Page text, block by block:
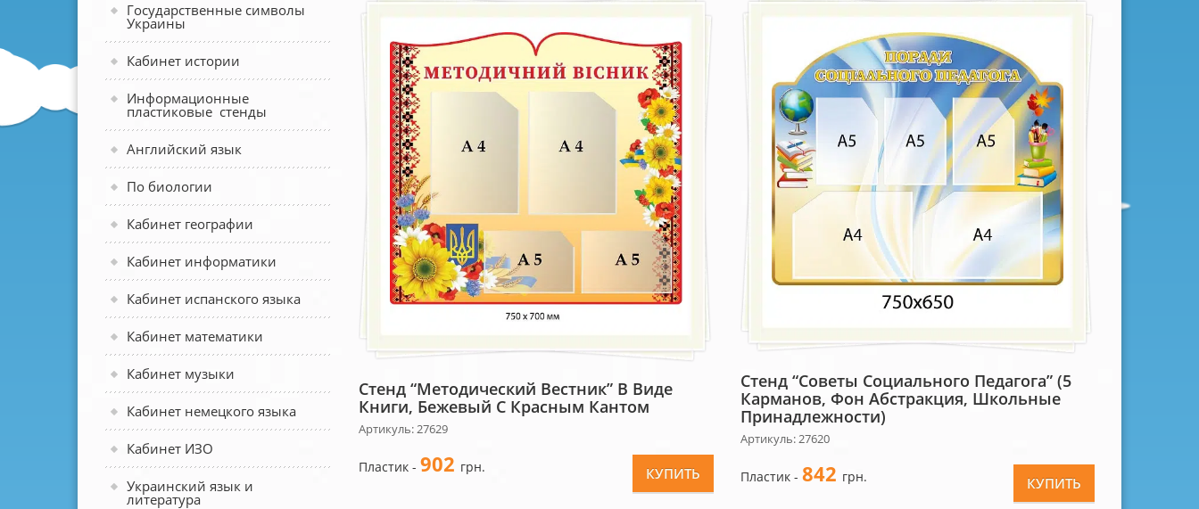
Государственные символы
Украины
Кабинет истории
Информационные
пластиковые стенды
Английский язык
По биологии
Кабинет географии
Кабинет информатики
Кабинет испанского языка
Кабинет математики
Кабинет музыки
Кабинет немецкого языка
Кабинет ИЗО
Украинский язык и
литература
Стенд “Методический Вестник” В Виде
Книги, Бежевый С Красным Кантом
Артикуль: 27629
Пластик - 902 грн. КУПИТЬ
Стенд “Советы Социального Педагога” (5
Карманов, Фон Абстракция, Школьные
Принадлежности)
Артикуль: 27620
Пластик - 842 грн. КУПИТЬ